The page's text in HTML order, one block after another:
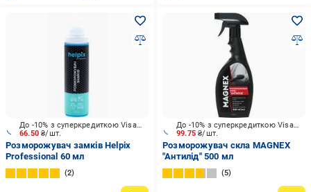
66.50₴/шт.
До -10% з суперкредиткою Visa Вигода
Розморожувач замків Helpix
Professional 60 мл
2
99.75₴/шт.
До -10% з суперкредиткою Visa Вигода
Розморожувач скла MAGNEX
"Антилід" 500 мл
5